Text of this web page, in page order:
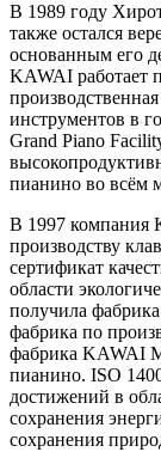
В 1989 году
также остался
основанным его
KAWAI работает
инструментов в
Grand Piano
пианино во всём
В 1997 компания
производству
сертификат
области
получила
фабрика по
фабрика KAWAI
пианино. ISO
достижений в
сохранения
сохранения